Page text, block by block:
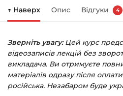
Праворуч з’явиться
Заповніть всі поля
Оплатіть зручним
способів оплати).
↑ Наверх Опис Відгуки 4
Зверніть увагу:Цей курс
відеозаписів лекцій без
викладача. Ви отримуєте
матеріалів одразу після
російська. Незабаром буде